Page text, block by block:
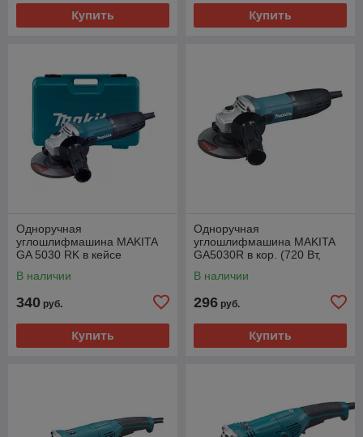
Купить Купить
Одноручная
углошлифмашина MAKITA
GA 5030 RK в кейсе
с)
В наличии
340 руб.
Купить
Одноручная
углошлифмашина MAKITA
GA5030R в кор. (720 Вт,
об.)
В наличии
296 руб.
Купить